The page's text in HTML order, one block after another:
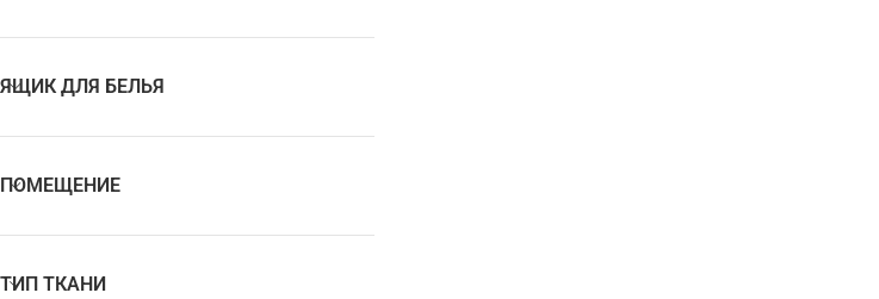
ЯЩИК ДЛЯ БЕЛЬЯ
ПОМЕЩЕНИЕ
ТИП ТКАНИ